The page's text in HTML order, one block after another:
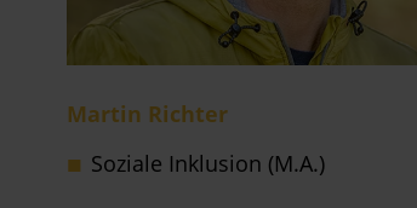
Martin Richter
Soziale Inklusion (M.A.)